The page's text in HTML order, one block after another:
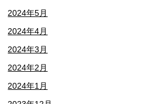
2024年5月
2024年4月
2024年3月
2024年2月
2024年1月